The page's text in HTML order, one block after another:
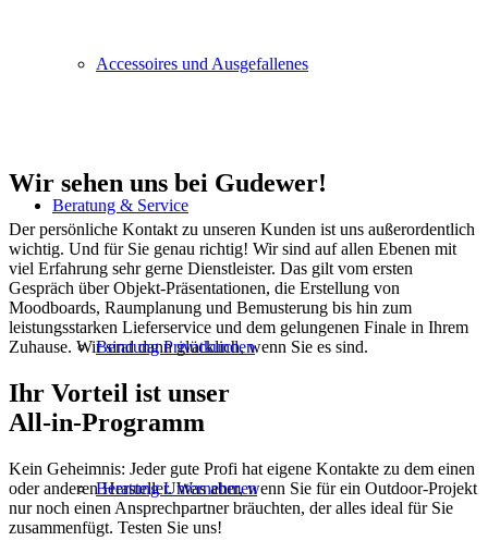
Accessoires und Ausgefallenes
Beratung & Service
Beratung Privatkunden
Beratung Unternehmen
Wir sehen uns bei Gudewer!
Der persönliche Kontakt zu unseren Kunden ist uns außerordentlich
wichtig. Und für Sie genau richtig! Wir sind auf allen Ebenen mit
viel Erfahrung sehr gerne Dienstleister. Das gilt vom ersten
Gespräch über Objekt-Präsentationen, die Erstellung von
Moodboards, Raumplanung und Bemusterung bis hin zum
leistungsstarken Lieferservice und dem gelungenen Finale in Ihrem
Zuhause. Wir sind dann glücklich, wenn Sie es sind.
Ihr Vorteil ist unser
All-in-Programm
Kein Geheimnis: Jeder gute Profi hat eigene Kontakte zu dem einen
oder anderen Hersteller. Was aber, wenn Sie für ein Outdoor-Projekt
nur noch einen Ansprechpartner bräuchten, der alles ideal für Sie
zusammenfügt. Testen Sie uns!